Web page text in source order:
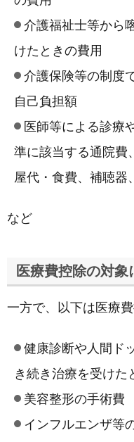
介護福祉士等から
けたときの費用
介護保険等の制度
自己負担額
医師等による診療
準に該当する通院費
屋代・食費、補聴器
など
医療費控除の対象
一方で、以下は医療
健康診断や人間ド
き続き治療を受けた
美容整形の手術費
インフルエンザ等